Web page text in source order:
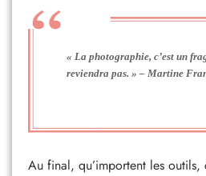
« La photographie, c’est un
reviendra pas. » – Martine
Au final, qu’importent les